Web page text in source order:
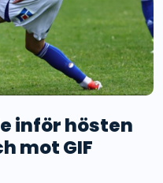
inför hösten
mot GIF